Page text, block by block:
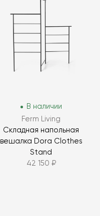
В наличии
Ferm Living
Складная напольная
вешалка Dora Clothes
Stand
42 150 ₽